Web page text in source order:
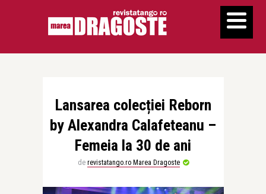
Lansarea colecției Reborn
by Alexandra Calafeteanu –
Femeia la 30 de ani
de revistatango.ro Marea Dragoste